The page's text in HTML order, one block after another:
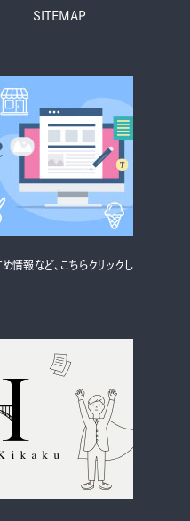
イベント
る
SITEMAP
情報など、こちらクリックし